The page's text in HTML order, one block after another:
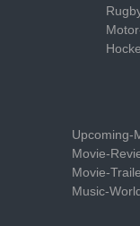
Upcoming-
Movie-
Movie-
Music-